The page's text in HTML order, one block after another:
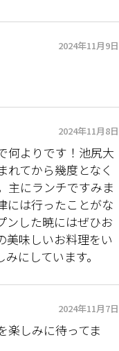
2024年11月9日
2024年11月8日
何よりです！池尻大
れてから幾度となく
主にランチですみま
には行ったことがな
ンした暁にはぜひお
美味しいお料理をい
にしています。
2024年11月7日
楽しみに待ってま